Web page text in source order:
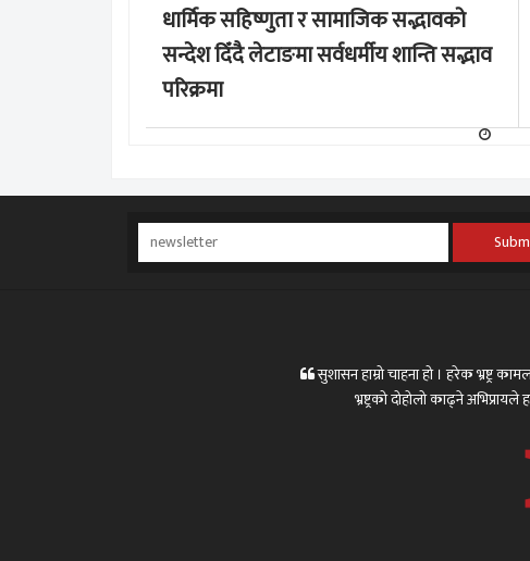
धार्मिक सहिष्णुता र सामाजिक सद्भावको
सन्देश दिँदै लेटाङमा सर्वधर्मीय शान्ति सद्भाव
परिक्रमा
सुशासन हाम्रो चाहना हो । हरेक भ्रष्ट्र
भ्रष्ट्रको दोहोलो काढ्ने